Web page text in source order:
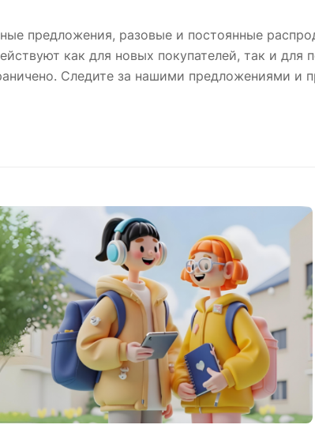
предложения, разовые и постоянные
как для новых покупателей, так и
Следите за нашими предложениями и